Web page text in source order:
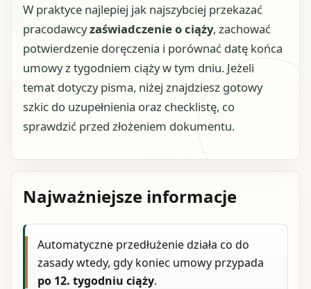
W praktyce najlepiej jak najszybciej przekazać
pracodawcyzaświadczenie o ciąży, zachować
potwierdzenie doręczenia i porównać datę końca
umowy z tygodniem ciąży w tym dniu. Jeżeli
temat dotyczy pisma, niżej znajdziesz gotowy
szkic do uzupełnienia oraz checklistę, co
sprawdzić przed złożeniem dokumentu.
Najważniejsze informacje
Automatyczne przedłużenie działa co do
zasady wtedy, gdy koniec umowy przypada
po 12. tygodniu ciąży.